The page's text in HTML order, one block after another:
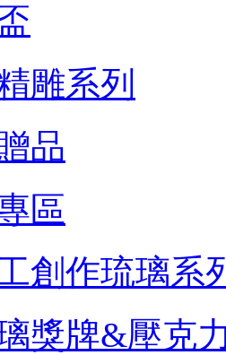
雕系列
品
區
創作琉璃系
獎牌&壓克